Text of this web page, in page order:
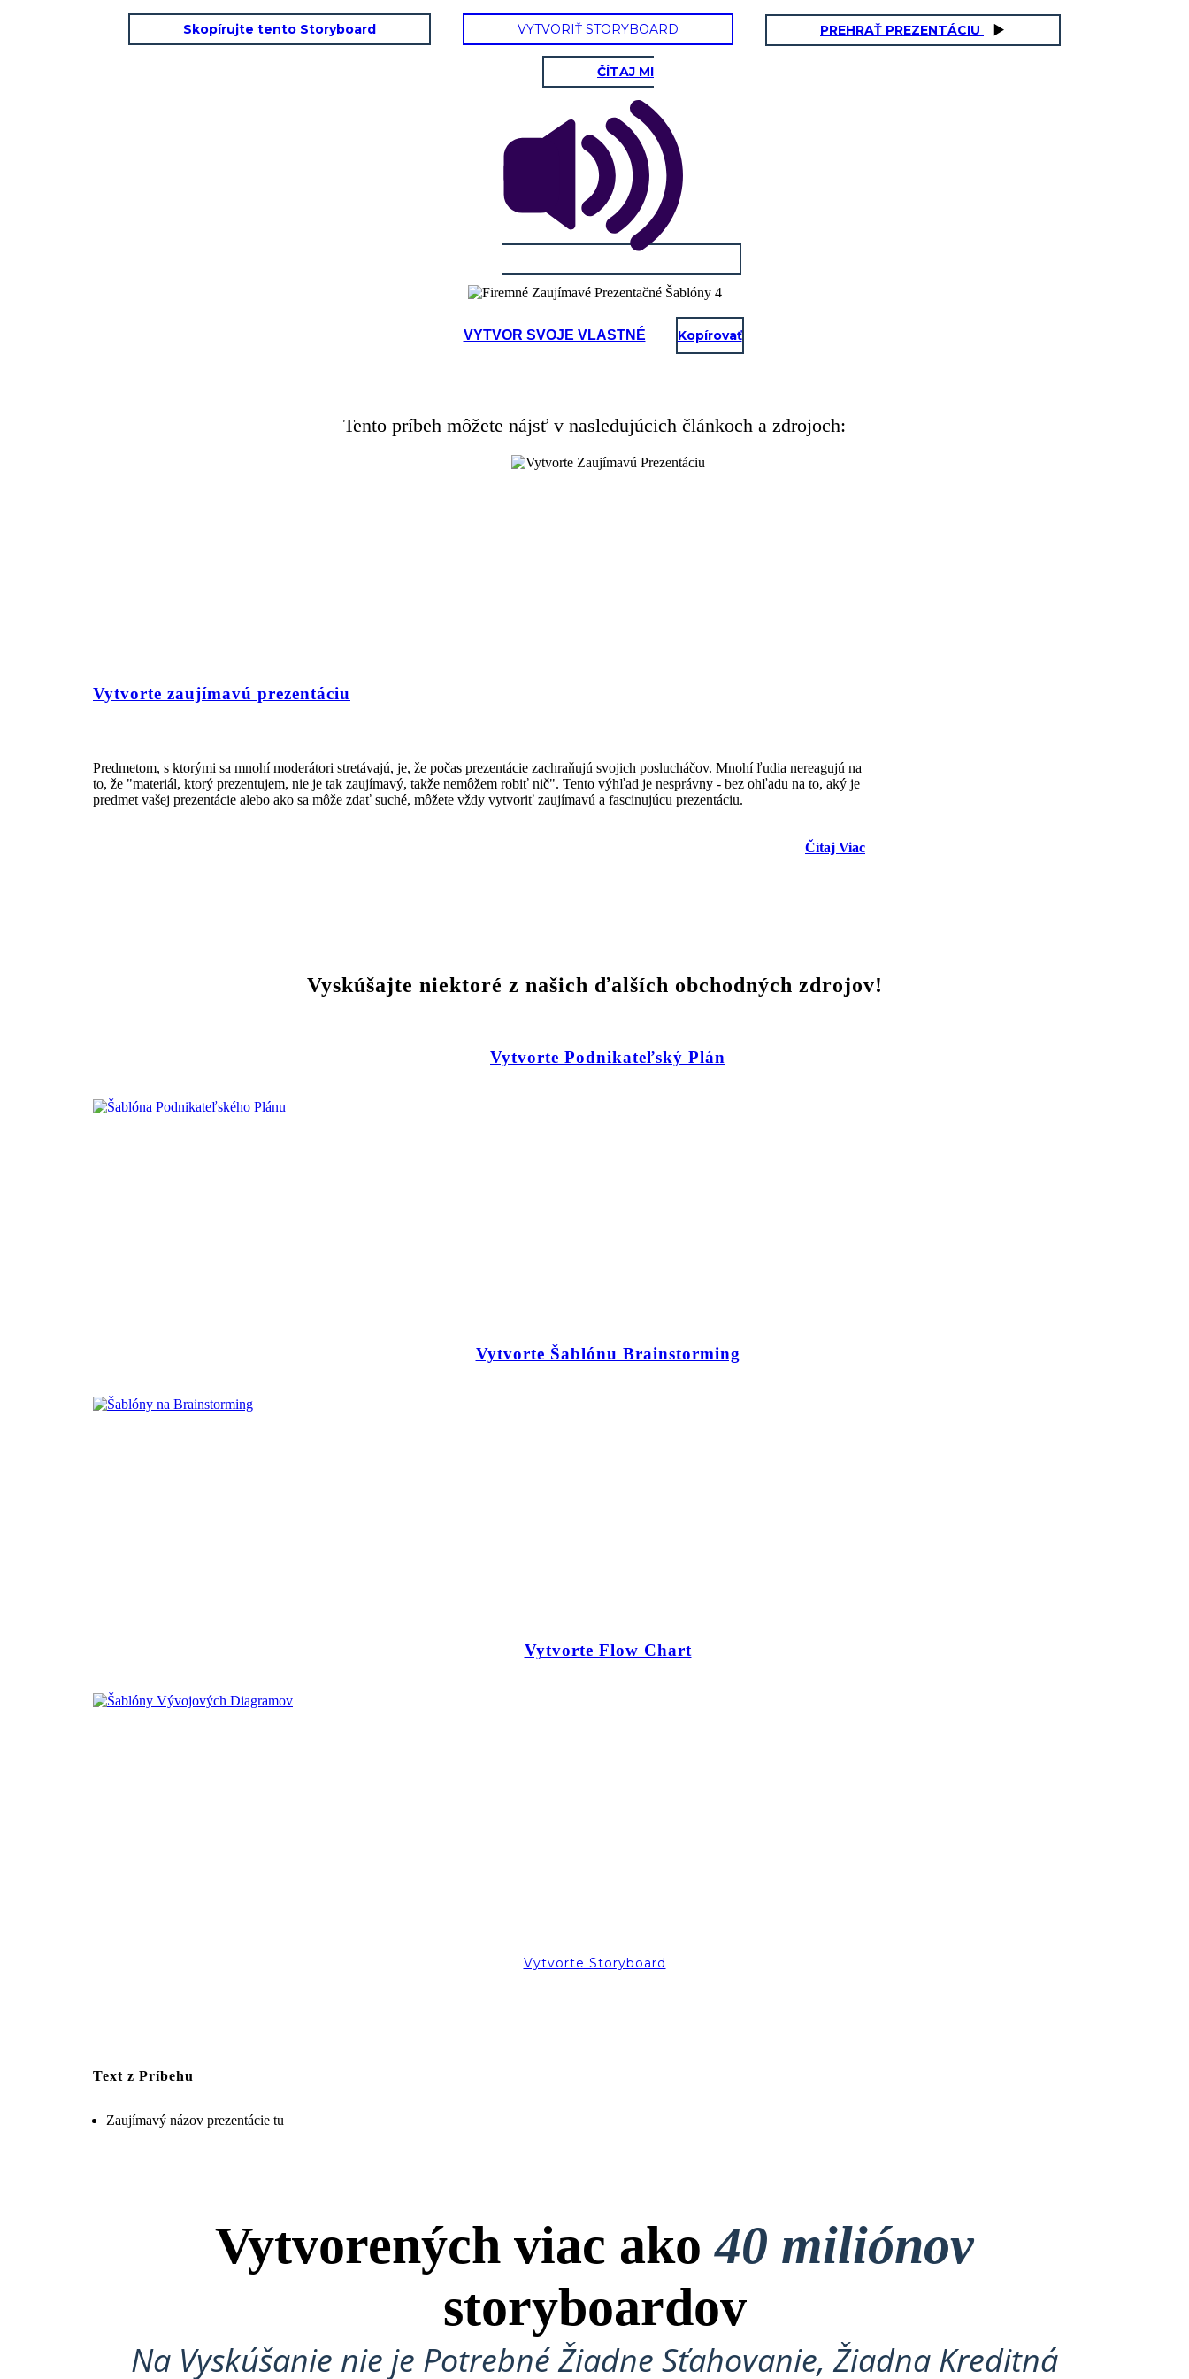
Skopírujte tento Storyboard VYTVORIŤ STORYBOARD PREHRAŤ PREZENTÁCIU
ČÍTAJ MI
VYTVOR SVOJE VLASTNÉ Kopírovať
Tento príbeh môžete nájsť v nasledujúcich článkoch a zdrojoch:
Vytvorte zaujímavú prezentáciu
Predmetom, s ktorými sa mnohí moderátori stretávajú, je, že počas prezentácie zachraňujú svojich poslucháčov. Mnohí ľudia nereagujú na
to, že "materiál, ktorý prezentujem, nie je tak zaujímavý, takže nemôžem robiť nič". Tento výhľad je nesprávny - bez ohľadu na to, aký je
predmet vašej prezentácie alebo ako sa môže zdať suché, môžete vždy vytvoriť zaujímavú a fascinujúcu prezentáciu.
Čítaj Viac
Vyskúšajte niektoré z našich ďalších obchodných zdrojov!
Vytvorte Podnikateľský Plán
Vytvorte Šablónu Brainstorming
Vytvorte Flow Chart
Vytvorte Storyboard
Text z Príbehu
Zaujímavý názov prezentácie tu
Vytvorených viac ako40 miliónov
storyboardov
Na Vyskúšanie nie je Potrebné Žiadne Sťahovanie, Žiadna Kreditná